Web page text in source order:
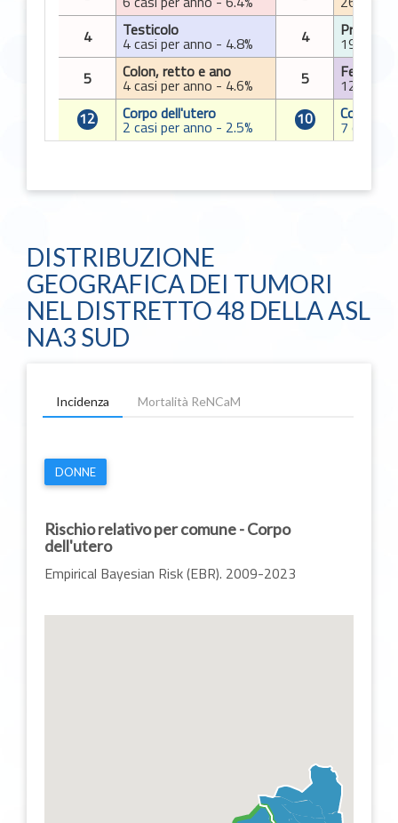
4
Testicolo
4 casi per anno - 4.8% 4 Prostata
19 casi
5
Colon, retto e ano
4 casi per anno - 4.6% 5 Fegato
12 casi
12
Corpo dell'utero
2 casi per anno - 2.5% 10 Corpo
7 casi
DISTRIBUZIONE
GEOGRAFICA DEI TUMORI
NEL DISTRETTO 48 DELLA ASL
NA3 SUD
Incidenza Mortalità ReNCaM
DONNE
Rischio relativo per comune - Corpo
dell'utero
Empirical Bayesian Risk (EBR). 2009-2023